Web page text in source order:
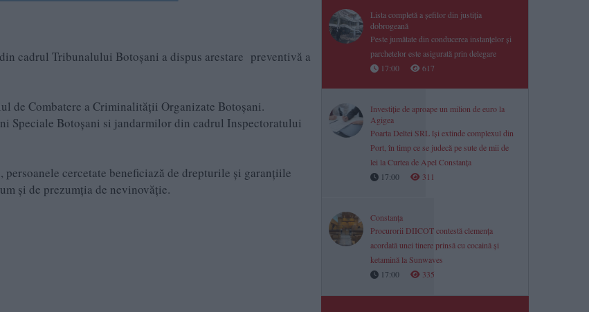
cadrul Tribunalului Botoșani a dispus arestare preventivă a
de Combatere a Criminalității Organizate Botoșani.
Speciale Botoșani si jandarmilor din cadrul Inspectoratului
cercetate beneficiază de drepturile și garanțiile
și de prezumția de nevinovăție.
Lista completă a șefilor din justiția
dobrogeană
Peste jumătate din conducerea instanțelor și
parchetelor este asigurată prin delegare
17:00
617
Investiție de aproape un milion de euro la
Agigea
Poarta Deltei SRL își extinde complexul din
Port, în timp ce se judecă pe sute de mii de
lei la Curtea de Apel Constanța
17:00
311
Constanța
Procurorii DIICOT contestă clemența
acordată unei tinere prinsă cu cocaină și
ketamină la Sunwaves
17:00
335